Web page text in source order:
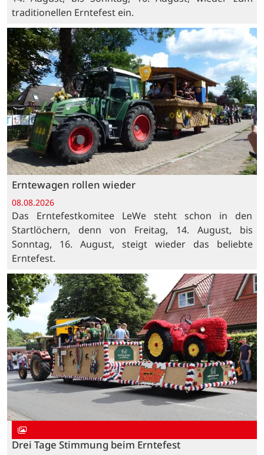
traditionellen Erntefest ein.
Erntewagen rollen wieder
08.08.2026
Das Erntefestkomitee LeWe steht schon in den
Startlöchern, denn von Freitag, 14. August, bis
Sonntag, 16. August, steigt wieder das beliebte
Erntefest.
Drei Tage Stimmung beim Erntefest